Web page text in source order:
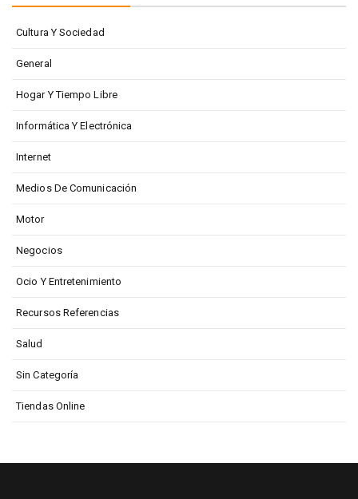
Cultura Y Sociedad
General
Hogar Y Tiempo Libre
Informática Y Electrónica
Internet
Medios De Comunicación
Motor
Negocios
Ocio Y Entretenimiento
Recursos Referencias
Salud
Sin Categoría
Tiendas Online